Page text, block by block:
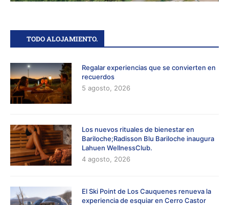
TODO ALOJAMIENTO.
Regalar experiencias que se convierten en
recuerdos
5 agosto, 2026
Los nuevos rituales de bienestar en
Bariloche;Radisson Blu Bariloche inaugura
Lahuen WellnessClub.
4 agosto, 2026
El Ski Point de Los Cauquenes renueva la
experiencia de esquiar en Cerro Castor